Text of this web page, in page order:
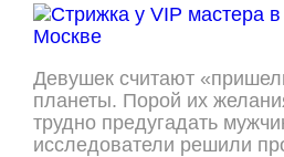
Девушек считают
планеты. Порой их
трудно предугадать
исследователи решили